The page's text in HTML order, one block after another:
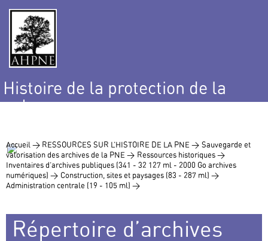
Histoire de la protection de la
nature
Accueil > RESSOURCES SUR L’HISTOIRE DE LA PNE > Sauvegarde et
valorisation des archives de la PNE > Ressources historiques >
Inventaires d’archives publiques (341 - 32 127 ml - 2000 Go archives
numériques) > Construction, sites et paysages (83 - 287 ml) >
Administration centrale (19 - 105 ml) >
Répertoire d’archives